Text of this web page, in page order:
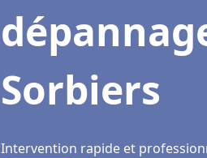
Sorbiers
Intervention rapide et